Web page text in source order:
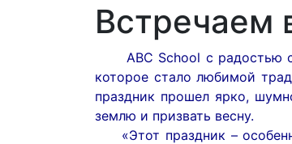
Встречаем
ABC School с радостью
которое стало любимой
праздник прошел ярко,
землю и призвать весну.
«Этот праздник –